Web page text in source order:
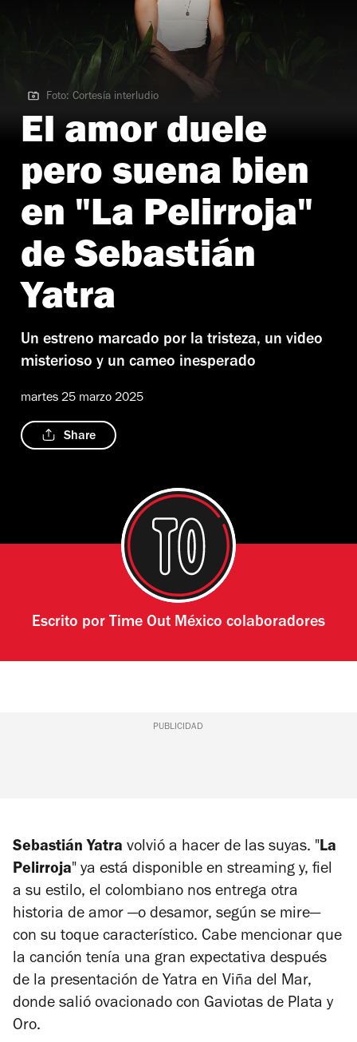
Foto: Cortesía interludio
Foto: Cortesía interludio
El amor duele
pero suena bien
en "La Pelirroja"
de Sebastián
Yatra
Un estreno marcado por la tristeza, un video
misterioso y un cameo inesperado
martes 25 marzo 2025
Share
Escrito por Time Out México colaboradores
PUBLICIDAD
Sebastián Yatra volvió a hacer de las suyas. "La
Pelirroja" ya está disponible en streaming y, fiel
a su estilo, el colombiano nos entrega otra
historia de amor —o desamor, según se mire—
con su toque característico. Cabe mencionar que
la canción tenía una gran expectativa después
de la presentación de Yatra en Viña del Mar,
donde salió ovacionado con Gaviotas de Plata y
Oro.